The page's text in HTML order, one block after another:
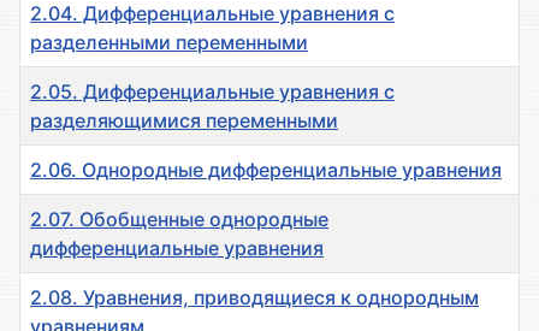
2.04. Дифференциальные уравнения с
разделенными переменными
2.05. Дифференциальные уравнения с
разделяющимися переменными
2.06. Однородные дифференциальные уравнения
2.07. Обобщенные однородные
дифференциальные уравнения
2.08. Уравнения, приводящиеся к однородным